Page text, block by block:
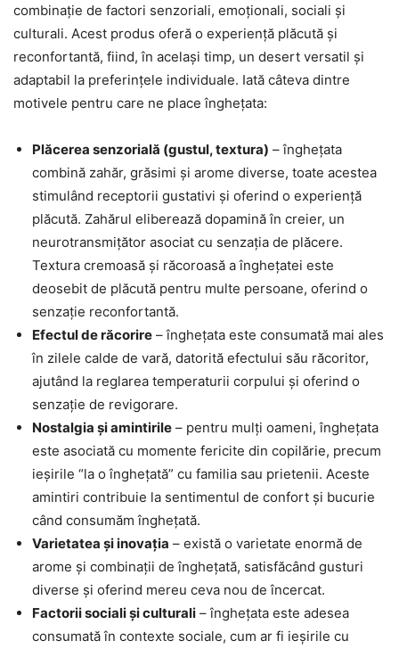
combinaţie de factori senzoriali, emoționali, sociali și
culturali. Acest produs oferă o experiență plăcută și
reconfortantă, fiind, în același timp, un desert versatil și
adaptabil la preferințele individuale. Iată câteva dintre
motivele pentru care ne place înghețata:
Plăcerea senzorială (gustul, textura) – îngheţata
combină zahăr, grăsimi și arome diverse, toate acestea
stimulând receptorii gustativi și oferind o experiență
plăcută. Zahărul eliberează dopamină în creier, un
neurotransmițător asociat cu senzația de plăcere.
Textura cremoasă și răcoroasă a înghețatei este
deosebit de plăcută pentru multe persoane, oferind o
senzație reconfortantă.
Efectul de răcorire – îngheţata este consumată mai ales
în zilele calde de vară, datorită efectului său răcoritor,
ajutând la reglarea temperaturii corpului și oferind o
senzație de revigorare.
Nostalgia și amintirile – pentru mulți oameni, înghețata
este asociată cu momente fericite din copilărie, precum
ieșirile “la o înghețată” cu familia sau prietenii. Aceste
amintiri contribuie la sentimentul de confort și bucurie
când consumăm înghețată.
Varietatea și inovația – există o varietate enormă de
arome și combinații de înghețată, satisfăcând gusturi
diverse și oferind mereu ceva nou de încercat.
Factorii sociali și culturali – îngheţata este adesea
consumată în contexte sociale, cum ar fi ieșirile cu